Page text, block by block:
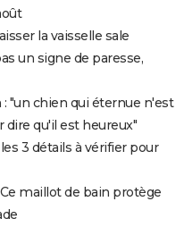
la vaisselle sale
un signe de paresse,
: "un chien qui éternue n'est
dire qu'il est heureux"
3 détails à vérifier pour
maillot de bain protège